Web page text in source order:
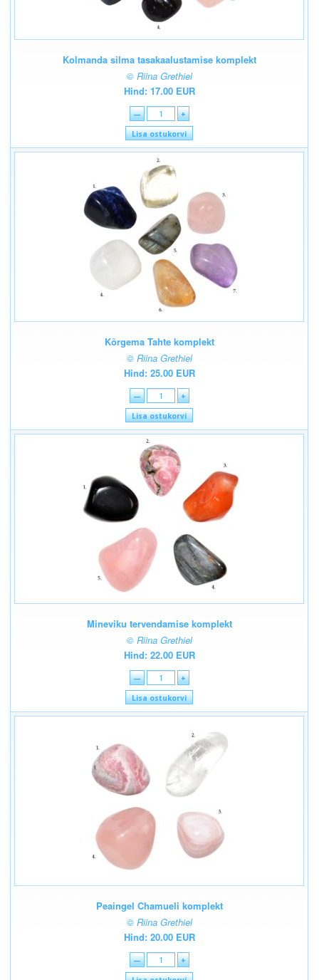
Kolmanda silma tasakaalustamise komplekt
© Riina Grethiel
Hind: 17.00 EUR
—
+
Lisa ostukorvi
Kõrgema Tahte komplekt
© Riina Grethiel
Hind: 25.00 EUR
—
+
Lisa ostukorvi
Mineviku tervendamise komplekt
© Riina Grethiel
Hind: 22.00 EUR
—
+
Lisa ostukorvi
Peaingel Chamueli komplekt
© Riina Grethiel
Hind: 20.00 EUR
—
+